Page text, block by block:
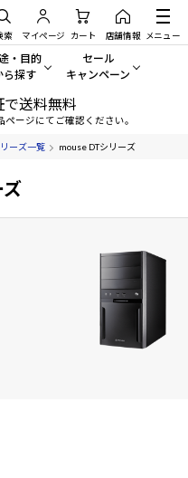
索 マイページ カート 店舗情報 メニュー
みる
・目的
ら探す
向けパソコン
ミングPC・ゲーム向けパソコン
リエイティブ向け
セール
キャンペーン
セール・キャンペー
期間限定セール
今イチオシのパソコンをピ
Copilot+ PC
送料無料
ージにてご確認ください。
ーズ一覧 mouse DTシリーズ
ズ